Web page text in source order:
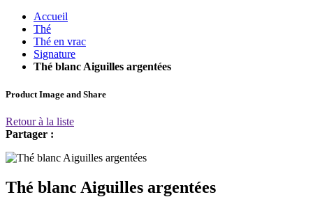
Accueil
Thé
Thé en vrac
Signature
Thé blanc Aiguilles argentées
Product Image and Share
Retour à la liste
Partager :
Thé blanc Aiguilles argentées